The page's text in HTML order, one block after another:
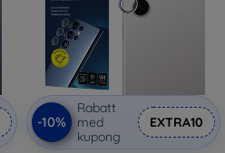
-10%
Rabatt
med
kupong
EXTRA10